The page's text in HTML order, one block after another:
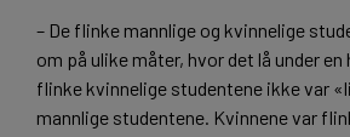
– De flinke mannlige og kvinnelige
om på ulike måter, hvor det lå under
flinke kvinnelige studentene ikke var
mannlige studentene. Kvinnene var